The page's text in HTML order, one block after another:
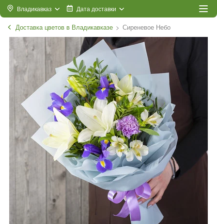
Владикавказ Дата доставки
Доставка цветов в Владикавказе Сиреневое Небо